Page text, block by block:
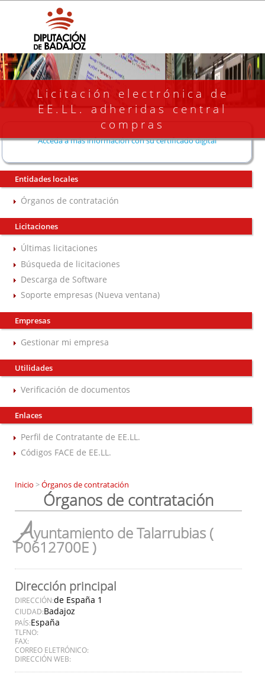
Licitación electrónica de
EE.LL. adheridas central
compras
Acceda a más información con su certificado digital
Entidades locales
Órganos de contratación
Licitaciones
Últimas licitaciones
Búsqueda de licitaciones
Descarga de Software
Soporte empresas (Nueva ventana)
Empresas
Gestionar mi empresa
Utilidades
Verificación de documentos
Enlaces
Perfil de Contratante de EE.LL.
Códigos FACE de EE.LL.
Inicio >Órganos de contratación
Órganos de contratación
Ayuntamiento de Talarrubias (
P0612700E )
Dirección principal
DIRECCIÓN:de España 1
CIUDAD:Badajoz
PAÍS:España
TLFNO:
FAX:
CORREO ELETRÓNICO:
DIRECCIÓN WEB: